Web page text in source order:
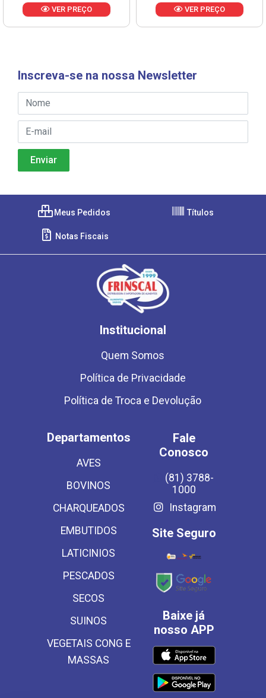
VER PREÇO VER PREÇO
Inscreva-se na nossa Newsletter
Meus Pedidos Títulos
Notas Fiscais
Institucional
Quem Somos
Política de Privacidade
Política de Troca e Devolução
Departamentos
AVES
BOVINOS
CHARQUEADOS
EMBUTIDOS
LATICINIOS
PESCADOS
SECOS
SUINOS
VEGETAIS CONG E
MASSAS
Fale
Conosco
(81) 3788-
1000
Instagram
Site Seguro
Baixe já
nosso APP